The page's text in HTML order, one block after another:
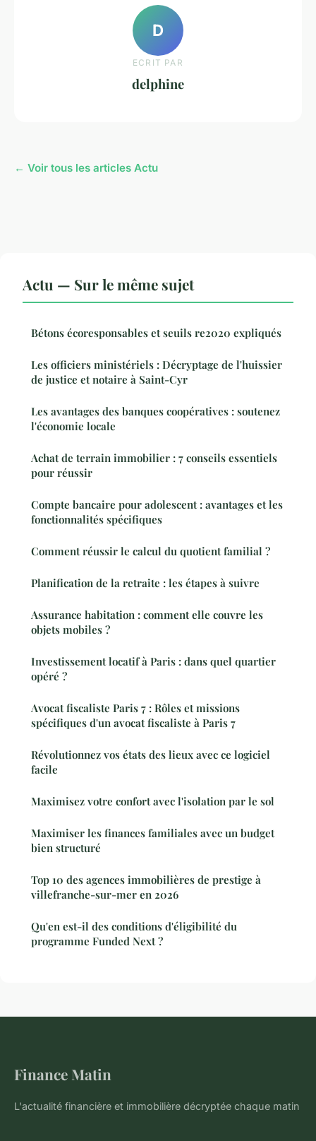
D
ECRIT PAR
delphine
← Voir tous les articles Actu
Actu — Sur le même sujet
Bétons écoresponsables et seuils re2020 expliqués
Les officiers ministériels : Décryptage de l'huissier
de justice et notaire à Saint-Cyr
Les avantages des banques coopératives : soutenez
l'économie locale
Achat de terrain immobilier : 7 conseils essentiels
pour réussir
Compte bancaire pour adolescent : avantages et les
fonctionnalités spécifiques
Comment réussir le calcul du quotient familial ?
Planification de la retraite : les étapes à suivre
Assurance habitation : comment elle couvre les
objets mobiles ?
Investissement locatif à Paris : dans quel quartier
opéré ?
Avocat fiscaliste Paris 7 : Rôles et missions
spécifiques d'un avocat fiscaliste à Paris 7
Révolutionnez vos états des lieux avec ce logiciel
facile
Maximisez votre confort avec l'isolation par le sol
Maximiser les finances familiales avec un budget
bien structuré
Top 10 des agences immobilières de prestige à
villefranche-sur-mer en 2026
Qu'en est-il des conditions d'éligibilité du
programme Funded Next ?
Finance Matin
L'actualité financière et immobilière décryptée chaque matin